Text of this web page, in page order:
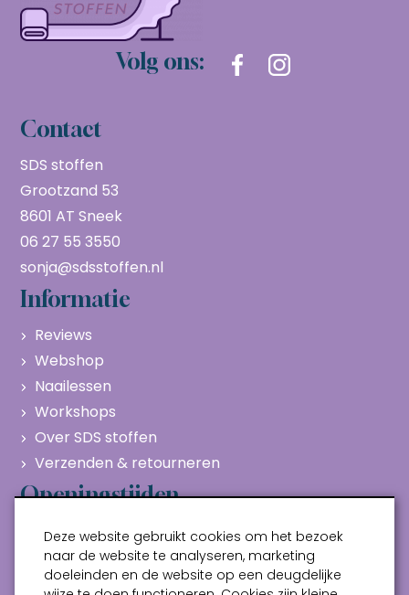
Volg ons:
Contact
SDS stoffen
Grootzand 53
8601 AT Sneek
06 27 55 3550
sonja@sdsstoffen.nl
Informatie
Reviews
Webshop
Naailessen
Workshops
Over SDS stoffen
Verzenden & retourneren
Openingstijden
Maandag
Gesloten
Dinsdag
10:00 - 17:00
Woensdag
10:00 - 17:00
Deze website gebruikt cookies om het bezoek
naar de website te analyseren, marketing
doeleinden en de website op een deugdelijke